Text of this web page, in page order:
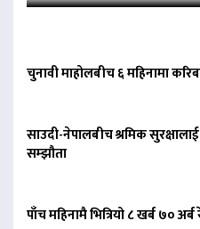
चुनावी माहोलबीच ६ महिनामा
साउदी-नेपालबीच श्रमिक
सम्झौता
पाँच महिनामै भित्रियो ८ खर्ब ७० अर्ब